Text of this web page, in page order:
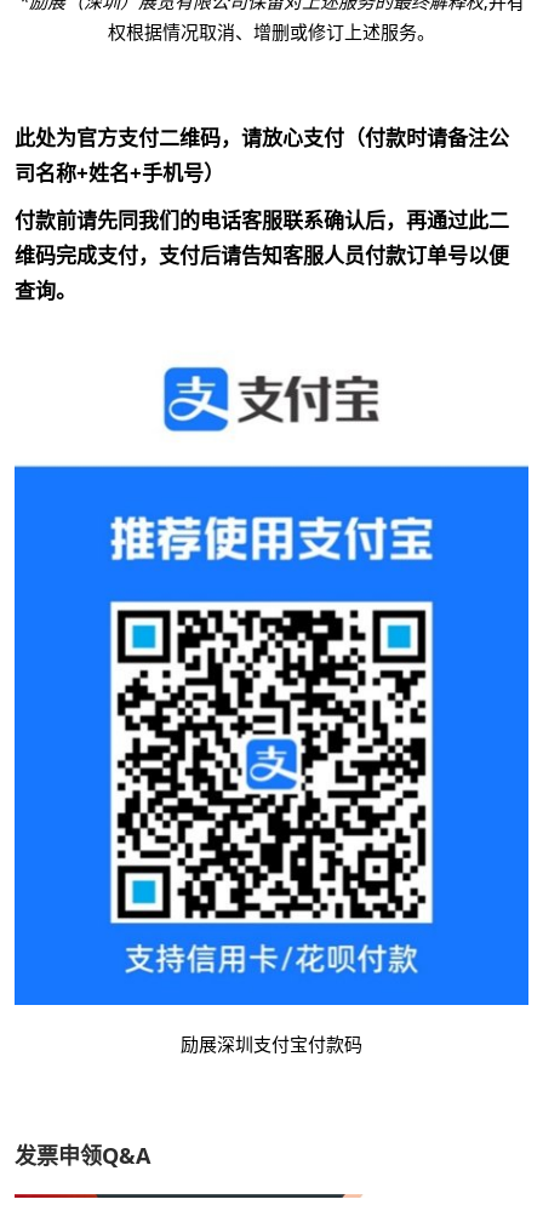
权根据情况取消、增删或修订上述服务。
此处为官方支付二维码，请放心支付（付款时请备注公
司名称+姓名+手机号）
付款前请先同我们的电话客服联系确认后，再通过此二
维码完成支付，支付后请告知客服人员付款订单号以便
查询。
励展深圳支付宝付款码
发票申领Q&A